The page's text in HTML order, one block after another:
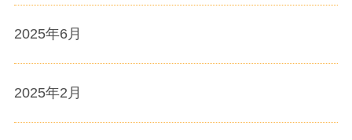
2025年6月
2025年2月